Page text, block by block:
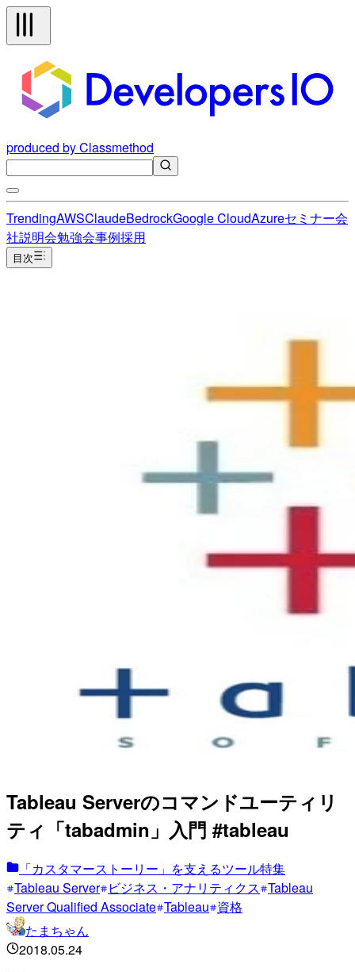
produced by Classmethod
TrendingAWSClaudeBedrockGoogle CloudAzureセミナー会
社説明会勉強会事例採用
目次
Tableau Serverのコマンドユーティリ
ティ「tabadmin」入門 #tableau
「カスタマーストーリー」を支えるツール特集
Tableau Server ビジネス・アナリティクス Tableau
Server Qualified Associate Tableau 資格
たまちゃん
2018.05.24